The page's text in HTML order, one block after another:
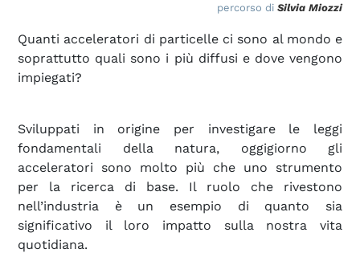
percorso di Silvia Miozzi
Quanti acceleratori di particelle ci sono al mondo e
soprattutto quali sono i più diffusi e dove vengono
impiegati?
Sviluppati in origine per investigare le leggi
fondamentali della natura, oggigiorno gli
acceleratori sono molto più che uno strumento
per la ricerca di base. Il ruolo che rivestono
nell’industria è un esempio di quanto sia
significativo il loro impatto sulla nostra vita
quotidiana.